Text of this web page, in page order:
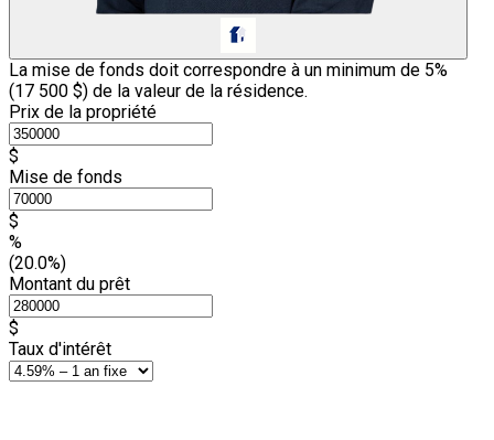
La mise de fonds doit correspondre à un minimum de 5%
(17 500 $) de la valeur de la résidence.
Prix de la propriété
$
Mise de fonds
$
%
(20.0%)
Montant du prêt
$
Taux d'intérêt